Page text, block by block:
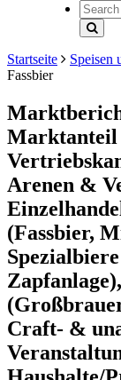
Startseite Speisen
Fassbier
Marktanteil
Arenen &
(Fassbier,
Craft- &